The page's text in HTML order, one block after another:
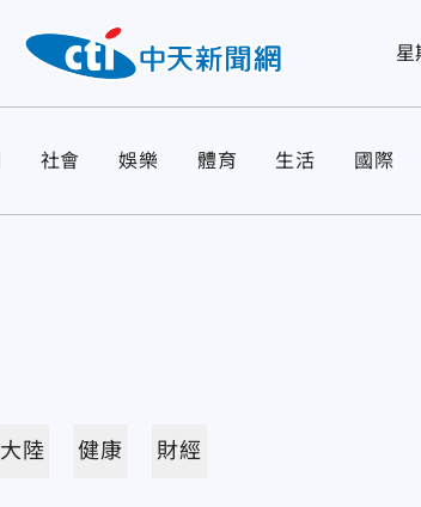
星
社會 娛樂 體育 生活 國際
大陸 健康 財經